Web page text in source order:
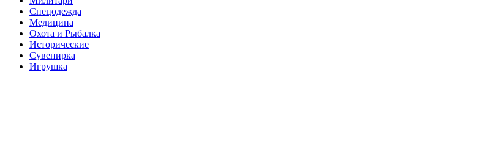
Спецодежда
Медицина
Охота и Рыбалка
Исторические
Сувенирка
Игрушка